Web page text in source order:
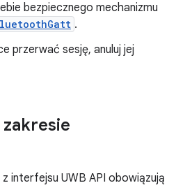
bezpiecznego mechanizmu
.
przerwać sesję, anuluj jej
interfejsu UWB API obowiązują